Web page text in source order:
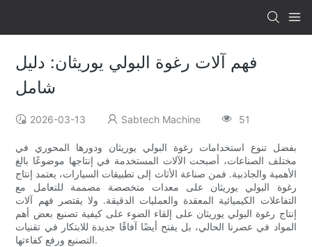
فهم آلات رغوة البولي يوريثان: دليل
شامل
2026-03-13 Sabtech Machine 51
بفضل تنوع استخدامات رغوة البولي يوريثان ودورها المحوري في
مختلف الصناعات، أصبحت الآلات المستخدمة في إنتاجها موضوعًا بالغ
الأهمية والجاذبية. فمن صناعة الأثاث إلى تطبيقات السيارات، يعتمد إنتاج
رغوة البولي يوريثان على معدات متخصصة مصممة للتعامل مع
التفاعلات الكيميائية المعقدة والعمليات الدقيقة. ولا يقتصر فهم آلات
إنتاج رغوة البولي يوريثان على إلقاء الضوء على كيفية تصنيع بعض أهم
المواد في عصرنا الحالي، بل يفتح أيضًا آفاقًا جديدة للابتكار في تقنيات
التصنيع ورفع كفاءتها.